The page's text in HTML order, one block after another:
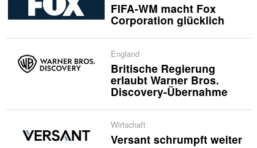
FIFA-WM macht Fox
Corporation glücklich
England
Britische Regierung
erlaubt Warner Bros.
Discovery-Übernahme
Wirtschaft
Versant schrumpft weiter